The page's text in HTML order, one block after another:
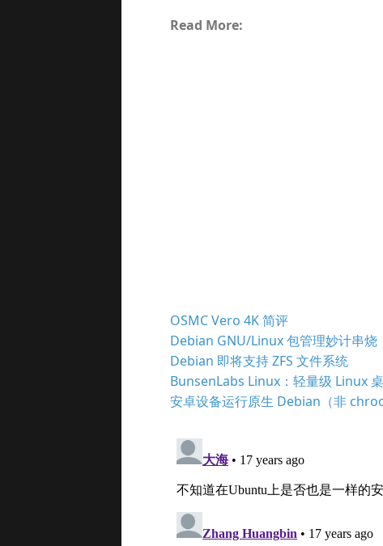
Read More:
OSMC Vero 4K 简评
Debian GNU/Linux 包管理妙计串烧
Debian 即将支持 ZFS 文件系统
BunsenLabs Linux：轻量级 Linux
安卓设备运行原生 Debian（非